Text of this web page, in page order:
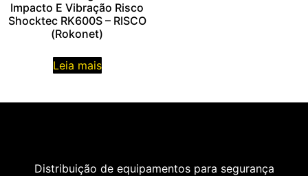
Impacto E Vibração Risco
Shocktec RK600S – RISCO
(Rokonet)
Leia mais
Distribuição de equipamentos para segurança